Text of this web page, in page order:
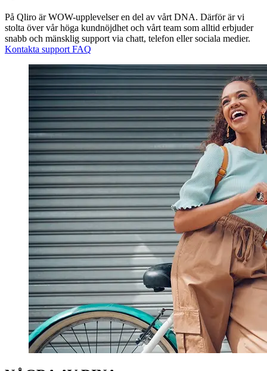
På Qliro är WOW-upplevelser en del av vårt DNA. Därför är vi
stolta över vår höga kundnöjdhet och vårt team som alltid erbjuder
snabb och mänsklig support via chatt, telefon eller sociala medier.
Kontakta support FAQ